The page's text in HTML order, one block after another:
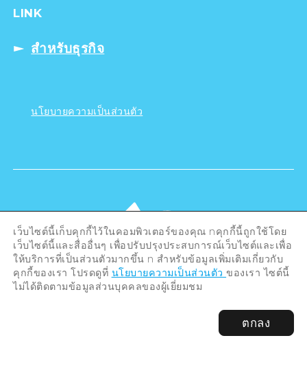
LINK
สำหรับธุรกิจ
นโยบายความเป็นส่วนตัว
©Hiroshima Tourism Association /
Hiroshima Prefecture / Hiroshima City .
เว็บไซต์นี้เก็บคุกกี้ไว้ในคอมพิวเตอร์ของคุณ nคุกกี้นี้ถูกใช้โดย
เว็บไซต์นี้และสื่ออื่นๆ เพื่อปรับปรุงประสบการณ์เว็บไซต์และเพื่อ
ให้บริการที่เป็นส่วนตัวมากขึ้น n สำหรับข้อมูลเพิ่มเติมเกี่ยวกับ
คุกกี้ของเรา โปรดดูที่ นโยบายความเป็นส่วนตัวของเรา ไซต์นี้
ไม่ได้ติดตามข้อมูลส่วนบุคคลของผู้เยี่ยมชม
ตกลง